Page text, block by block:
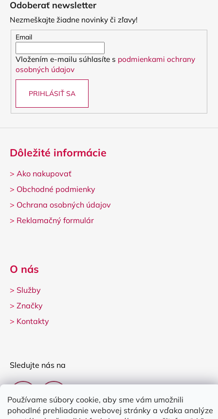
Používame súbory cookie, aby sme vám umožnili
pohodlné prehliadanie webovej stránky a vďaka analýze
Odoberať newsletter
Nezmeškajte žiadne novinky či zľavy!
Email
Vložením e-mailu súhlasíte s podmienkami ochrany
osobných údajov
PRIHLÁSIŤ SA
Dôležité informácie
> Ako nakupovať
> Obchodné podmienky
> Ochrana osobných údajov
> Reklamačný formulár
O nás
> Služby
> Značky
> Kontakty
Sledujte nás na